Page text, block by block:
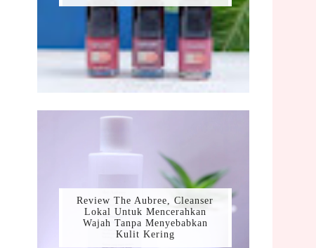
Review The Aubree, Cleanser
Lokal Untuk Mencerahkan
Wajah Tanpa Menyebabkan
Kulit Kering